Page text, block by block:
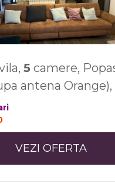
5 camere,
antena Orange),
VEZI OFERTA